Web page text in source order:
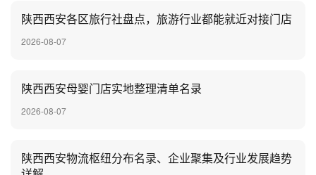
陕西西安各区旅行社盘点，旅游行业都能就近对接门店
2026-08-07
陕西西安母婴门店实地整理清单名录
2026-08-07
陕西西安物流枢纽分布名录、企业聚集及行业发展趋势